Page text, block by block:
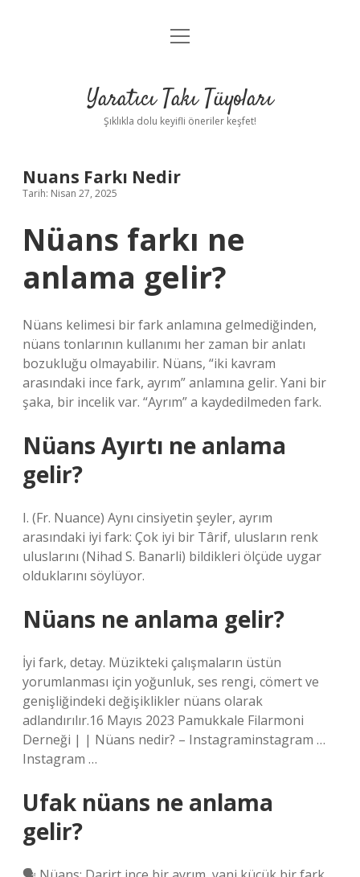
Anasayfa
Yasal Uyarı
menüyü
Yaratıcı Takı Tüyoları
Şıklıkla dolu keyifli öneriler keşfet!
Nuans Farkı Nedir
Tarih: Nisan 27, 2025
Nüans farkı ne
anlama gelir?
Nüans kelimesi bir fark anlamına gelmediğinden,
nüans tonlarının kullanımı her zaman bir anlatı
bozukluğu olmayabilir. Nüans, “iki kavram
arasındaki ince fark, ayrım” anlamına gelir. Yani bir
şaka, bir incelik var. “Ayrım” a kaydedilmeden fark.
Nüans Ayırtı ne anlama
gelir?
I. (Fr. Nuance) Aynı cinsiyetin şeyler, ayrım
arasındaki iyi fark: Çok iyi bir Târif, ulusların renk
uluslarını (Nihad S. Banarli) bildikleri ölçüde uygar
olduklarını söylüyor.
Nüans ne anlama gelir?
İyi fark, detay. Müzikteki çalışmaların üstün
yorumlanması için yoğunluk, ses rengi, cömert ve
genişliğindeki değişiklikler nüans olarak
adlandırılır.16 Mayıs 2023 Pamukkale Filarmoni
Derneği | | Nüans nedir? – Instagraminstagram …
Instagram …
Ufak nüans ne anlama
gelir?